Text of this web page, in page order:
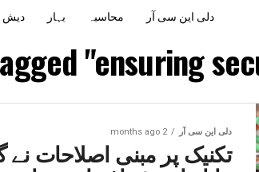
دلی این سی آر محاسبہ بہار دیش
"ensuring
دلی این سی آر 2 months ago
تکنیک پر مبنی اصلاحات